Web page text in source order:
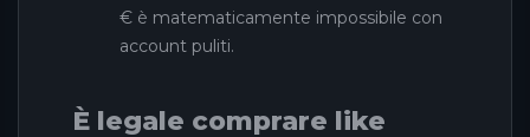
€ è matematicamente impossibile con
account puliti.
È legale comprare like